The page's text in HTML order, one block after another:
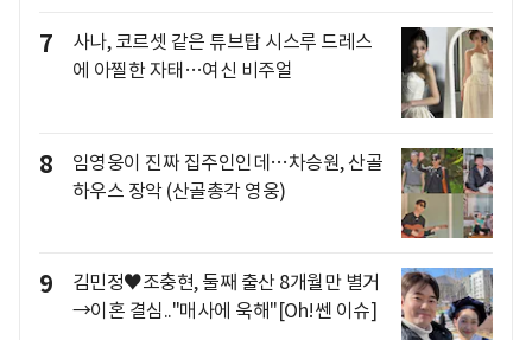
7
사나, 코르셋 같은 튜브탑 시스루 드레스
에 아찔한 자태…여신 비주얼
8
임영웅이 진짜 집주인인데…차승원, 산골
하우스 장악 (산골총각 영웅)
9
김민정♥조충현, 둘째 출산 8개월만 별거
→이혼 결심.."매사에 욱해"[Oh!쎈 이슈]